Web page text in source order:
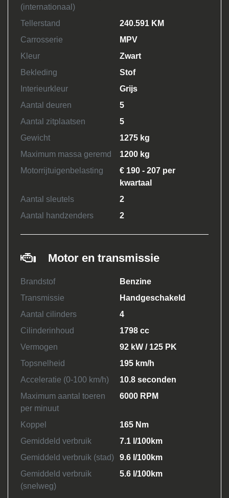
(internationaal)
Tellerstand
240.591 KM
Carrosserie
MPV
Kleur
Zwart
Bekleding
Stof
Interieurkleur
Grijs
Aantal deuren
5
Aantal zitplaatsen
5
Gewicht
1275 kg
Maximum massa geremd
1200 kg
Motorrijtuigenbelasting
€ 190 - 207 per
kwartaal
Aantal sleutels
2
Aantal handzenders
2
Motor en transmissie
Brandstof
Benzine
Transmissie
Handgeschakeld
Aantal cilinders
4
Cilinderinhoud
1798 cc
Vermogen
92 kW / 125 PK
Topsnelheid
195 km/h
Acceleratie (0-100 km/h)
10.8 seconden
Maximum aantal toeren
per minuut
6000 RPM
Koppel
165 Nm
Gemiddeld verbruik
7.1 l/100km
Gemiddeld verbruik (stad)
9.6 l/100km
Gemiddeld verbruik
(snelweg)
5.6 l/100km